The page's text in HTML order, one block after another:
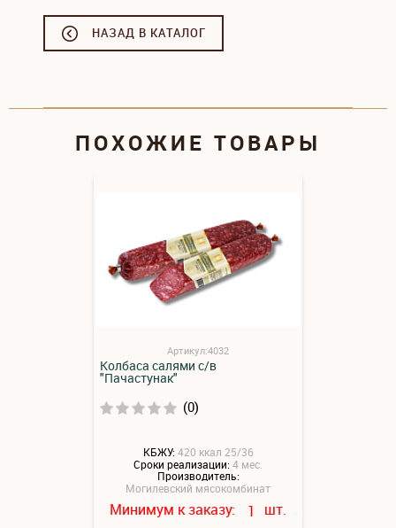
НАЗАД В КАТАЛОГ
ПОХОЖИЕ ТОВАРЫ
Артикул:4032
Колбаса салями с/в
"Пачастунак"
(0)
КБЖУ: 420 ккал 25/36
Сроки реализации:4 мес.
Производитель:
Могилевский мясокомбинат
Минимум к заказу: 1 шт.